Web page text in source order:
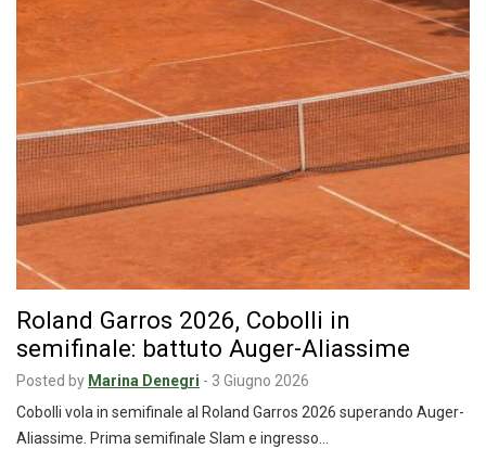
Roland Garros 2026, Cobolli in
semifinale: battuto Auger-Aliassime
Posted by Marina Denegri - 3 Giugno 2026
Cobolli vola in semifinale al Roland Garros 2026 superando Auger-
Aliassime. Prima semifinale Slam e ingresso…